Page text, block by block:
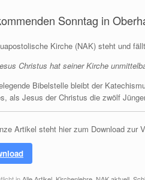
Sonntag in
Kirche (NAK) steht und
Christus hat seiner Kirche
Bibelstelle bleibt der
als Jesus der Christus die zwölf
Artikel steht hier zum Download zur